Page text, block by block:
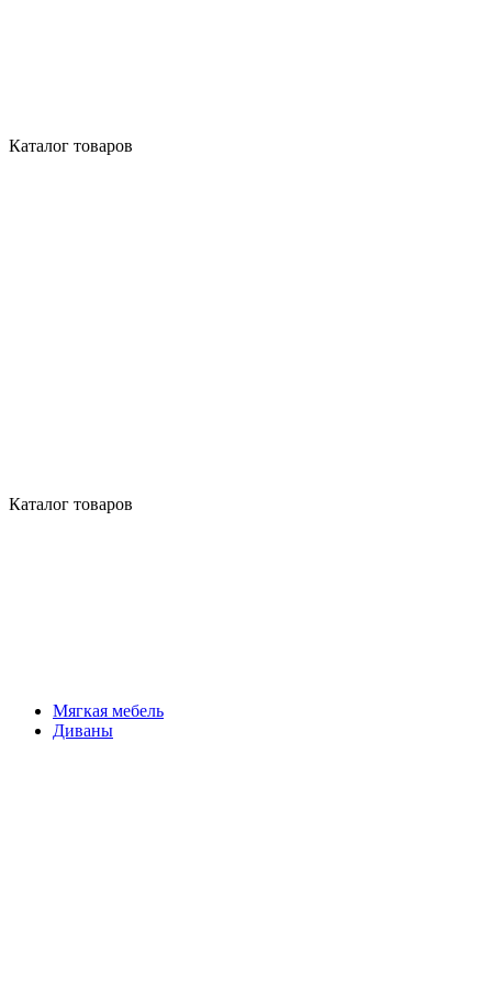
Каталог товаров
Каталог товаров
Мягкая мебель
Диваны